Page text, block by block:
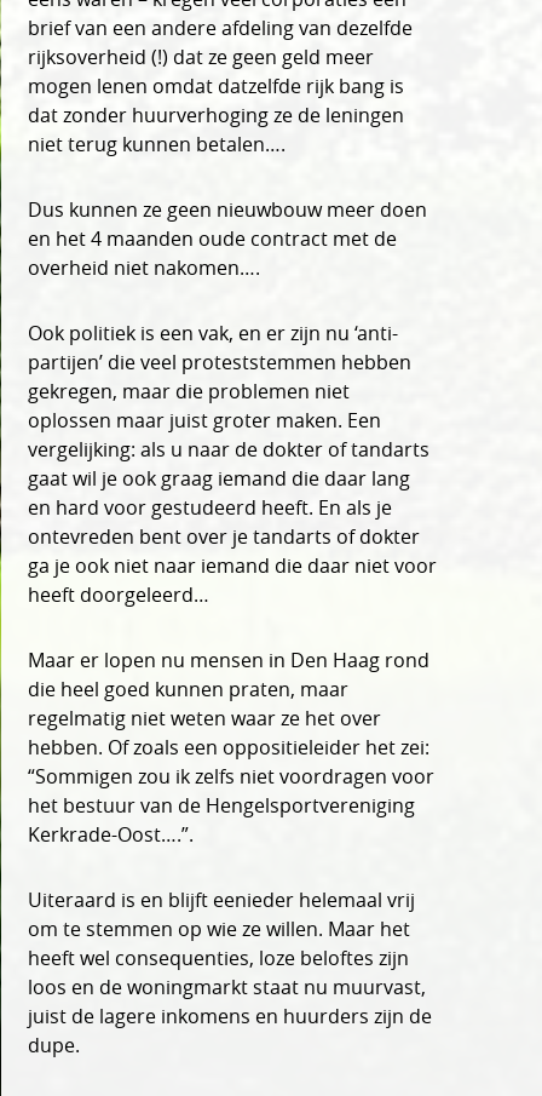
brief van een andere afdeling van dezelfde
rijksoverheid (!) dat ze geen geld meer
mogen lenen omdat datzelfde rijk bang is
dat zonder huurverhoging ze de leningen
niet terug kunnen betalen….
Dus kunnen ze geen nieuwbouw meer doen
en het 4 maanden oude contract met de
overheid niet nakomen….
Ook politiek is een vak, en er zijn nu ‘anti-
partijen’ die veel proteststemmen hebben
gekregen, maar die problemen niet
oplossen maar juist groter maken. Een
vergelijking: als u naar de dokter of tandarts
gaat wil je ook graag iemand die daar lang
en hard voor gestudeerd heeft. En als je
ontevreden bent over je tandarts of dokter
ga je ook niet naar iemand die daar niet voor
heeft doorgeleerd…
Maar er lopen nu mensen in Den Haag rond
die heel goed kunnen praten, maar
regelmatig niet weten waar ze het over
hebben. Of zoals een oppositieleider het zei:
“Sommigen zou ik zelfs niet voordragen voor
het bestuur van de Hengelsportvereniging
Kerkrade-Oost….”.
Uiteraard is en blijft eenieder helemaal vrij
om te stemmen op wie ze willen. Maar het
heeft wel consequenties, loze beloftes zijn
loos en de woningmarkt staat nu muurvast,
juist de lagere inkomens en huurders zijn de
dupe.